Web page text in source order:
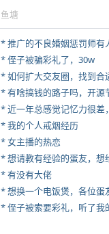
鱼塘
* 推广的不良婚姻惩罚师有
* 侄子被骗彩礼了，30w
* 如何扩大交友圈，找到合
* 近一年总感觉记忆力很差
* 我的个人戒烟经历
* 女主播的热恋
* 有没有大佬
* 想换一个电饭煲，各位蛋
* 侄子被索要彩礼，听了我